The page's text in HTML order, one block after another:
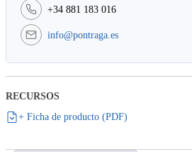
+34 881 183 016
info@pontraga.es
RECURSOS
+ Ficha de producto (PDF)